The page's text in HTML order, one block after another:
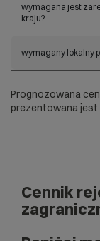
wymagana jest
kraju?
wymagany lokalny
Prognozowana
prezentowana jest
Cennik